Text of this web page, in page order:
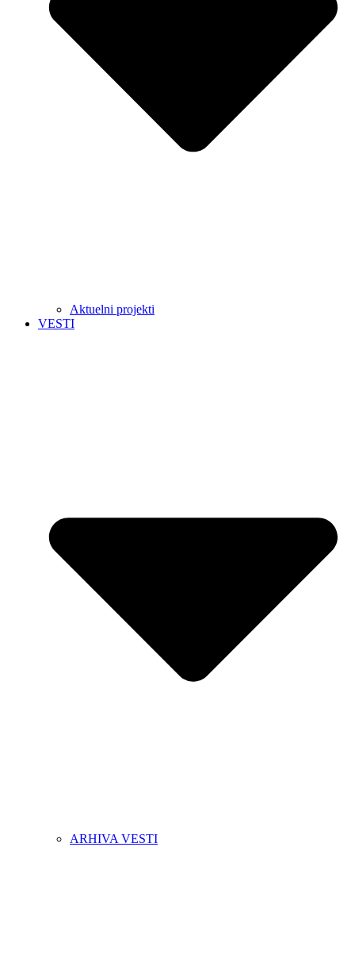
Aktuelni projekti
VESTI
ARHIVA VESTI